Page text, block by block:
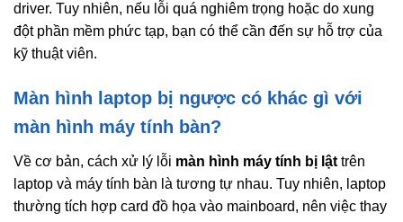
driver. Tuy nhiên, nếu lỗi quá nghiêm trọng hoặc do xung
đột phần mềm phức tạp, bạn có thể cần đến sự hỗ trợ của
kỹ thuật viên.
Màn hình laptop bị ngược có khác gì với
màn hình máy tính bàn?
Về cơ bản, cách xử lý lỗi màn hình máy tính bị lật trên
laptop và máy tính bàn là tương tự nhau. Tuy nhiên, laptop
thường tích hợp card đồ họa vào mainboard, nên việc thay